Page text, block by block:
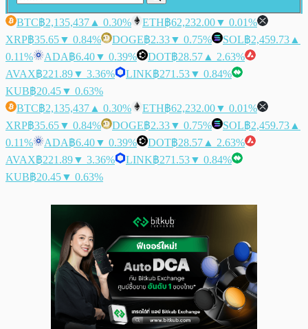
BTC฿2,135,437 ▲ 0.30% ETH฿62,232.00▼ 0.01%
XRP฿35.65▼ 0.84% DOGE฿2.33▼ 0.75% SOL฿2,459.73 ▲
0.11%
ADA฿6.40▼ 0.39% DOT฿28.57 ▲ 2.63%
AVAX฿221.89▼ 3.36% LINK฿271.53▼ 0.84%
KUB฿20.45▼ 0.63%
BTC฿2,135,437 ▲ 0.30% ETH฿62,232.00▼ 0.01%
XRP฿35.65▼ 0.84% DOGE฿2.33▼ 0.75% SOL฿2,459.73 ▲
0.11%
ADA฿6.40▼ 0.39% DOT฿28.57 ▲ 2.63%
AVAX฿221.89▼ 3.36% LINK฿271.53▼ 0.84%
KUB฿20.45▼ 0.63%